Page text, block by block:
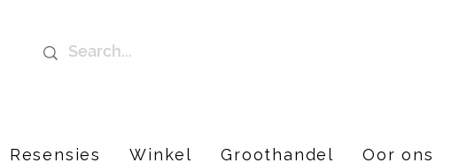
Resensies Winkel Groothandel Oor ons